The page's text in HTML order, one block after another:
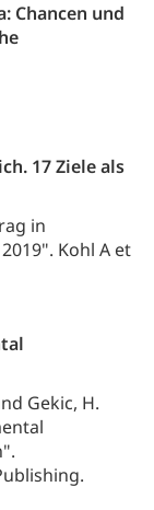
Chancen und
17 Ziele als
in
Kohl A et
Gekic, H.